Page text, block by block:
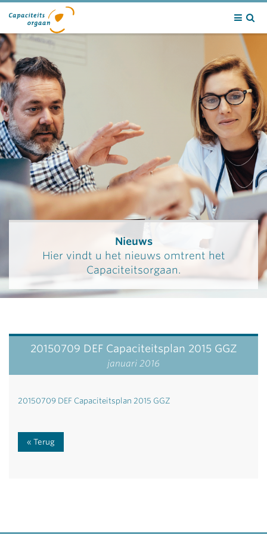
Nieuws
Hier vindt u het nieuws omtrent het
Capaciteitsorgaan.
20150709 DEF Capaciteitsplan 2015 GGZ
januari 2016
20150709 DEF Capaciteitsplan 2015 GGZ
Terug